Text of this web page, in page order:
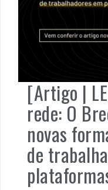
[Artigo |
rede: O
novas
de